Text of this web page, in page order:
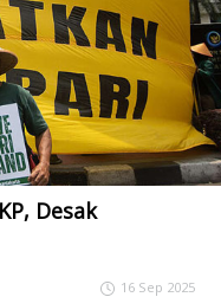
Desak
16 Sep 2025